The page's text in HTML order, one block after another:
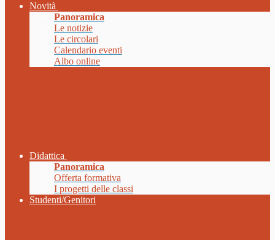
Novità
Panoramica
Le notizie
Le circolari
Calendario eventi
Albo online
Didattica
Panoramica
Offerta formativa
I progetti delle classi
Studenti/Genitori